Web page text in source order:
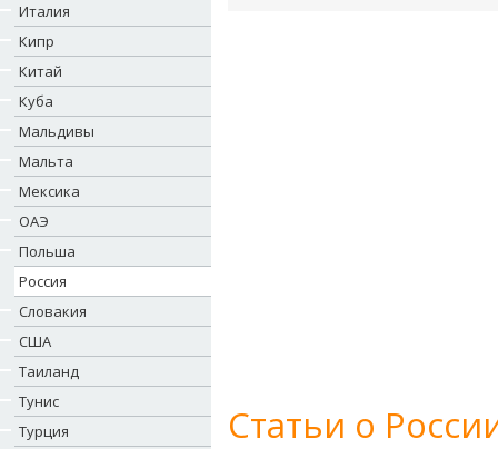
Италия
Кипр
Китай
Куба
Мальдивы
Мальта
Мексика
ОАЭ
Польша
Россия
Словакия
США
Таиланд
Тунис
Турция
Статьи о